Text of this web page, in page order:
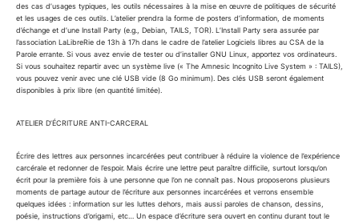
des cas d’usages typiques, les outils nécessaires à la mise en œuvre de politiques de sécurité
et les usages de ces outils. L’atelier prendra la forme de posters d’information, de moments
d’échange et d’une Install Party (e.g., Debian, TAILS, TOR). L’Install Party sera assurée par
l’association LaLibreRie de 13h à 17h dans le cadre de l’atelier Logiciels libres au CSA de la
Parole errante. Si vous avez envie de tester ou d’installer GNU Linux, apportez vos ordinateurs.
Si vous souhaitez repartir avec un système live (« The Amnesic Incognito Live System » : TAILS),
vous pouvez venir avec une clé USB vide (8 Go minimum). Des clés USB seront également
disponibles à prix libre (en quantité limitée).
ATELIER D’ÉCRITURE ANTI-CARCERAL
Écrire des lettres aux personnes incarcérées peut contribuer à réduire la violence de l’expérience
carcérale et redonner de l’espoir. Mais écrire une lettre peut paraître difficile, surtout lorsqu’on
écrit pour la première fois à une personne que l’on ne connaît pas. Nous proposerons plusieurs
moments de partage autour de l’écriture aux personnes incarcérées et verrons ensemble
quelques idées : information sur les luttes dehors, mais aussi paroles de chanson, dessins,
poésie, instructions d’origami, etc… Un espace d’écriture sera ouvert en continu durant tout le